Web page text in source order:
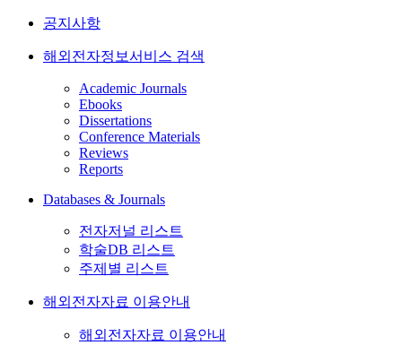
공지사항
해외전자정보서비스 검색
Academic Journals
Ebooks
Dissertations
Conference Materials
Reviews
Reports
Databases & Journals
전자저널 리스트
학술DB 리스트
주제별 리스트
해외전자자료 이용안내
해외전자자료 이용안내